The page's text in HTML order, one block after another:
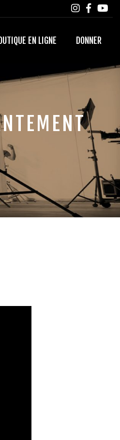
EN LIGNE DONNER